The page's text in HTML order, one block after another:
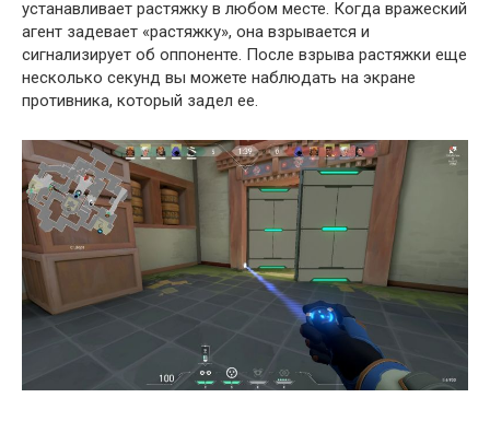
устанавливает растяжку в любом месте. Когда вражеский
агент задевает «растяжку», она взрывается и
сигнализирует об оппоненте. После взрыва растяжки еще
несколько секунд вы можете наблюдать на экране
противника, который задел ее.